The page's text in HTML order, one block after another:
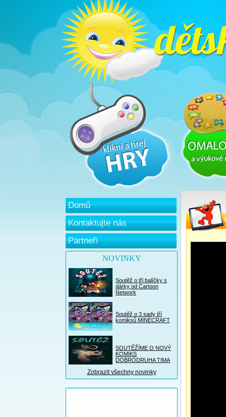
Domů
Kontaktujte nás
Partneři
NOVINKY
Soutěž o tři balíčky s
dárky od Cartoon
Network
Soutěž o 3 sady tří
komiksů MINECRAFT
SOUTĚŽÍME O NOVÝ
KOMIKS
DOBRODRUHA TIMA
Zobrazit všechny novinky